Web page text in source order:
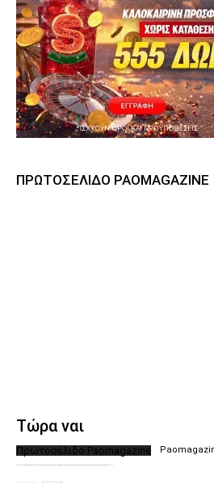
ΠΡΩΤΟΣΈΛΙΔΟ PAOMAGAZINE
Τώρα ναι
Πρωτοσέλιδο Paomagazine